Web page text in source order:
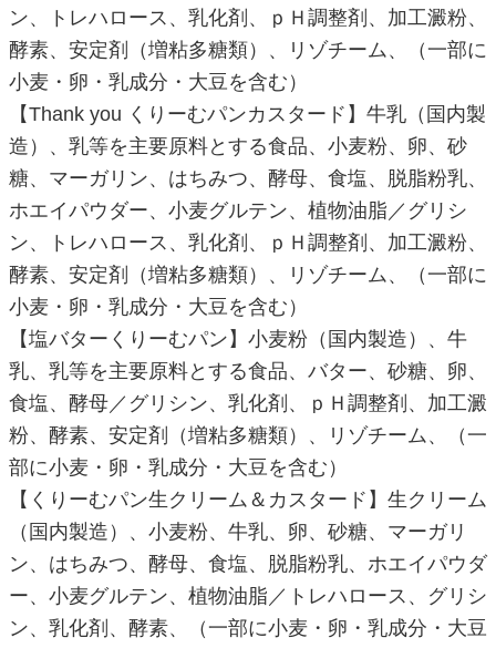
ン、トレハロース、乳化剤、ｐＨ調整剤、加工澱粉、
酵素、安定剤（増粘多糖類）、リゾチーム、（一部に
小麦・卵・乳成分・大豆を含む）
【Thank you くりーむパンカスタード】牛乳（国内製
造）、乳等を主要原料とする食品、小麦粉、卵、砂
糖、マーガリン、はちみつ、酵母、食塩、脱脂粉乳、
ホエイパウダー、小麦グルテン、植物油脂／グリシ
ン、トレハロース、乳化剤、ｐＨ調整剤、加工澱粉、
酵素、安定剤（増粘多糖類）、リゾチーム、（一部に
小麦・卵・乳成分・大豆を含む）
【塩バターくりーむパン】小麦粉（国内製造）、牛
乳、乳等を主要原料とする食品、バター、砂糖、卵、
食塩、酵母／グリシン、乳化剤、ｐＨ調整剤、加工澱
粉、酵素、安定剤（増粘多糖類）、リゾチーム、（一
部に小麦・卵・乳成分・大豆を含む）
【くりーむパン生クリーム＆カスタード】生クリーム
（国内製造）、小麦粉、牛乳、卵、砂糖、マーガリ
ン、はちみつ、酵母、食塩、脱脂粉乳、ホエイパウダ
ー、小麦グルテン、植物油脂／トレハロース、グリシ
ン、乳化剤、酵素、（一部に小麦・卵・乳成分・大豆